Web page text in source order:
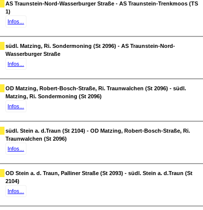
AS Traunstein-Nord-Wasserburger Straße - AS Traunstein-Trenkmoos (TS
1)
Infos...
südl. Matzing, Ri. Sondermoning (St 2096) - AS Traunstein-Nord-
Wasserburger Straße
Infos...
OD Matzing, Robert-Bosch-Straße, Ri. Traunwalchen (St 2096) - südl.
Matzing, Ri. Sondermoning (St 2096)
Infos...
südl. Stein a. d.Traun (St 2104) - OD Matzing, Robert-Bosch-Straße, Ri.
Traunwalchen (St 2096)
Infos...
OD Stein a. d. Traun, Palliner Straße (St 2093) - südl. Stein a. d.Traun (St
2104)
Infos...